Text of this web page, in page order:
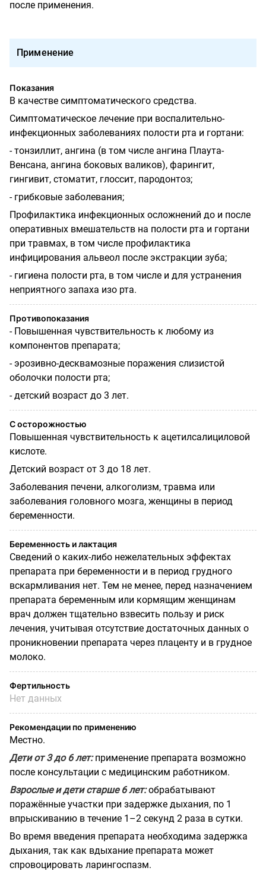
после применения.
Применение
Показания
В качестве симптоматического средства.
Симптоматическое лечение при воспалительно-
инфекционных заболеваниях полости рта и гортани:
- тонзиллит, ангина (в том числе ангина Плаута-
Венсана, ангина боковых валиков), фарингит,
гингивит, стоматит, глоссит, пародонтоз;
- грибковые заболевания;
Профилактика инфекционных осложнений до и после
оперативных вмешательств на полости рта и гортани
при травмах, в том числе профилактика
инфицирования альвеол после экстракции зуба;
- гигиена полости рта, в том числе и для устранения
неприятного запаха изо рта.
Противопоказания
- Повышенная чувствительность к любому из
компонентов препарата;
- эрозивно-десквамозные поражения слизистой
оболочки полости рта;
- детский возраст до 3 лет.
С осторожностью
Повышенная чувствительность к ацетилсалициловой
кислоте.
Детский возраст от 3 до 18 лет.
Заболевания печени, алкоголизм, травма или
заболевания головного мозга, женщины в период
беременности.
Беременность и лактация
Сведений о каких-либо нежелательных эффектах
препарата при беременности и в период грудного
вскармливания нет. Тем не менее, перед назначением
препарата беременным или кормящим женщинам
врач должен тщательно взвесить пользу и риск
лечения, учитывая отсутствие достаточных данных о
проникновении препарата через плаценту и в грудное
молоко.
Фертильность
Нет данных
Рекомендации по применению
Местно.
Дети от 3 до 6 лет:применение препарата возможно
после консультации с медицинским работником.
Взрослые и дети старше 6 лет:обрабатывают
поражённые участки при задержке дыхания, по 1
впрыскиванию в течение 1–2 секунд 2 раза в сутки.
Во время введения препарата необходима задержка
дыхания, так как вдыхание препарата может
спровоцировать ларингоспазм.